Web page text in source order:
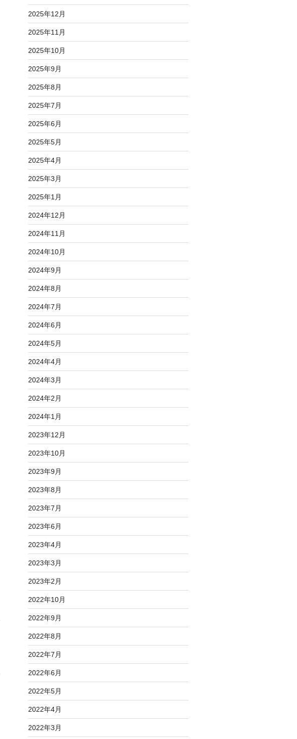
2025年12月
2025年11月
2025年10月
2025年9月
2025年8月
2025年7月
2025年6月
2025年5月
2025年4月
2025年3月
2025年1月
2024年12月
2024年11月
2024年10月
2024年9月
2024年8月
2024年7月
2024年6月
2024年5月
2024年4月
2024年3月
2024年2月
2024年1月
2023年12月
2023年10月
2023年9月
2023年8月
2023年7月
2023年6月
2023年4月
2023年3月
2023年2月
2022年10月
2022年9月
2022年8月
2022年7月
2022年6月
2022年5月
2022年4月
2022年3月